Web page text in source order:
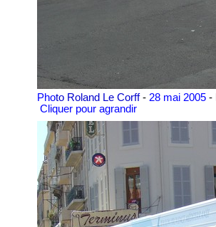
Photo Roland Le Corff- 28 mai 2005 -
Cliquer pour agrandir